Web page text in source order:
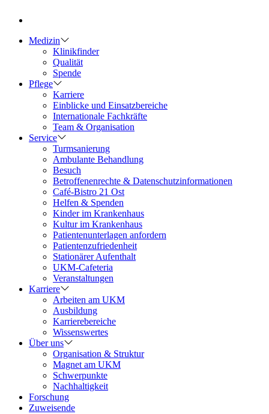
Medizin
Klinikfinder
Qualität
Spende
Pflege
Karriere
Einblicke und Einsatzbereiche
Internationale Fachkräfte
Team & Organisation
Service
Turmsanierung
Ambulante Behandlung
Besuch
Betroffenenrechte & Datenschutzinformationen
Café-Bistro 21 Ost
Helfen & Spenden
Kinder im Krankenhaus
Kultur im Krankenhaus
Patientenunterlagen anfordern
Patientenzufriedenheit
Stationärer Aufenthalt
UKM-Cafeteria
Veranstaltungen
Karriere
Arbeiten am UKM
Ausbildung
Karrierebereiche
Wissenswertes
Über uns
Organisation & Struktur
Magnet am UKM
Schwerpunkte
Nachhaltigkeit
Forschung
Zuweisende